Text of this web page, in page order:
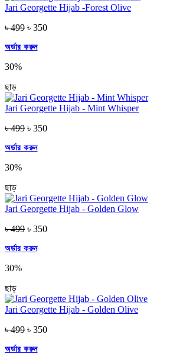
Jari Georgette Hijab -Forest Olive
৳ 499 ৳ 350
অর্ডার করুন
30%
ছাড়
Jari Georgette Hijab - Mint Whisper
৳ 499 ৳ 350
অর্ডার করুন
30%
ছাড়
Jari Georgette Hijab - Golden Glow
৳ 499 ৳ 350
অর্ডার করুন
30%
ছাড়
Jari Georgette Hijab - Golden Olive
৳ 499 ৳ 350
অর্ডার করুন